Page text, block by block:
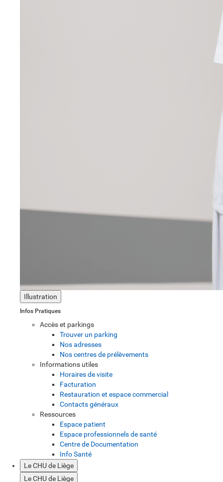
Illustration
Infos Pratiques
Accès et parkings
Trouver un parking
Nos adresses
Nos centres de prélèvements
Informations utiles
Horaires de visite
Facturation
Restauration et espace commercial
Contacts généraux
Ressources
Espace patient
Espace professionnels de santé
Centre de Documentation
Info Santé
Le CHU de Liège
Le CHU de Liège